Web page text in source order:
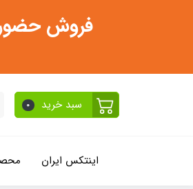
فروش حضوری و تماس
سبد خرید 0
اینتکس ایران